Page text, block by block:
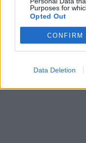
Purposes for
Opted Out
CONFIRM
Data Deletion